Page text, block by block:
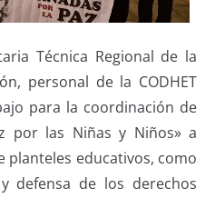
Técnica Regional de la
personal de la CODHET
para la coordinación de
por las Niñas y Niños» a
planteles educativos, como
defensa de los derechos